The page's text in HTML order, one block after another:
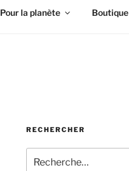
Pour la planète Boutique
RECHERCHER
pour